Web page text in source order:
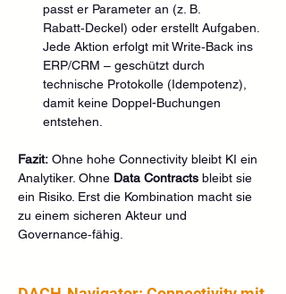
passt er Parameter an (z. B.
Rabatt‑Deckel) oder erstellt Aufgaben.
Jede Aktion erfolgt mit Write‑Back ins
ERP/CRM – geschützt durch
technische Protokolle (Idempotenz),
damit keine Doppel-Buchungen
entstehen.
Fazit: Ohne hohe Connectivity bleibt KI ein
Analytiker. Ohne Data Contracts bleibt sie
ein Risiko. Erst die Kombination macht sie
zu einem sicheren Akteur und
Governance‑fähig.